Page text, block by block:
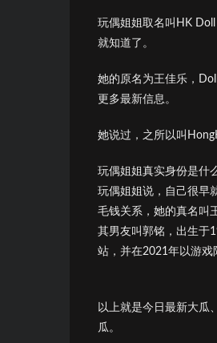
玩偶姐姐取名叫HK
就知道了。
她的原名为王佳乐，
更多最新信息。
她说过，之所以叫
玩偶姐姐真实身份是什
玩偶姐姐说，自己很早
毛钱关系，她的真名叫
其男友叫郭铭，出生于
站，并在2021年以游戏
以上就是今日最新大瓜
瓜。